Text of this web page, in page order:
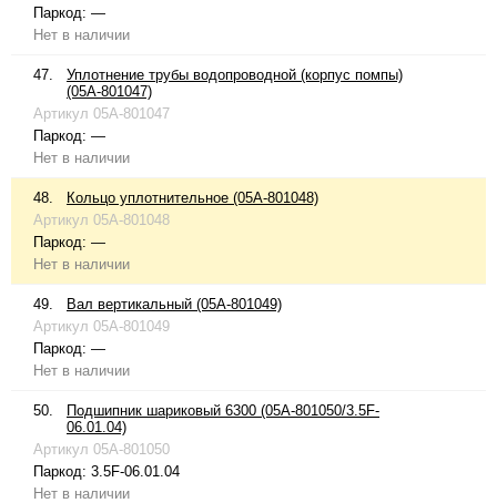
Паркод: —
Нет в наличии
47.
Уплотнение трубы водопроводной (корпус помпы)
(05A-801047)
Артикул 05A-801047
Паркод: —
Нет в наличии
48.
Кольцо уплотнительное (05A-801048)
Артикул 05A-801048
Паркод: —
Нет в наличии
49.
Вал вертикальный (05A-801049)
Артикул 05A-801049
Паркод: —
Нет в наличии
50.
Подшипник шариковый 6300 (05A-801050/3.5F-
06.01.04)
Артикул 05A-801050
Паркод: 3.5F-06.01.04
Нет в наличии